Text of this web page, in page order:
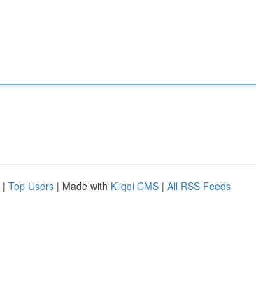
| Top Users | Made with Kliqqi CMS | All RSS Feeds